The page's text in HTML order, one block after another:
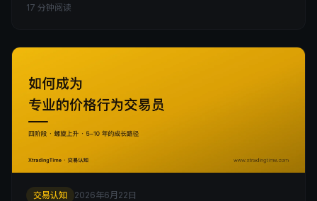
环境优先的价格行为框架，理解止损单市场和限价单市场的
17 分钟阅读
交易认知 2026年6月22日